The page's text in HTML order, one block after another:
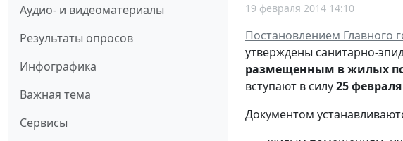
Аудио- и видеоматериалы
Результаты опросов
Инфографика
Важная тема
Сервисы
19 февраля 2014 14:10
Постановлением Главного
утверждены санитарно-
размещенным в жилых
вступают в силу25 февраля
Документом